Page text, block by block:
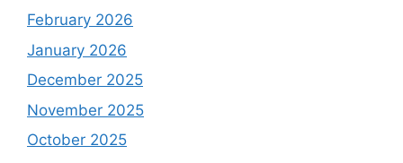
February 2026
January 2026
December 2025
November 2025
October 2025